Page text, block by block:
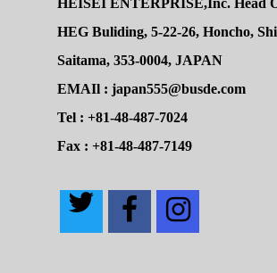
HEISEI ENTERPRISE,Inc. Head
HEG Buliding, 5-22-26, Honcho,
Saitama, 353-0004, JAPAN
EMAIl : japan555@busde.com
Tel : +81-48-487-7024
Fax : +81-48-487-7149